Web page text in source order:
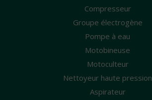
Compresseur
Groupe électrogène
Pompe à eau
Motobineuse
Motoculteur
Nettoyeur haute pression
Aspirateur